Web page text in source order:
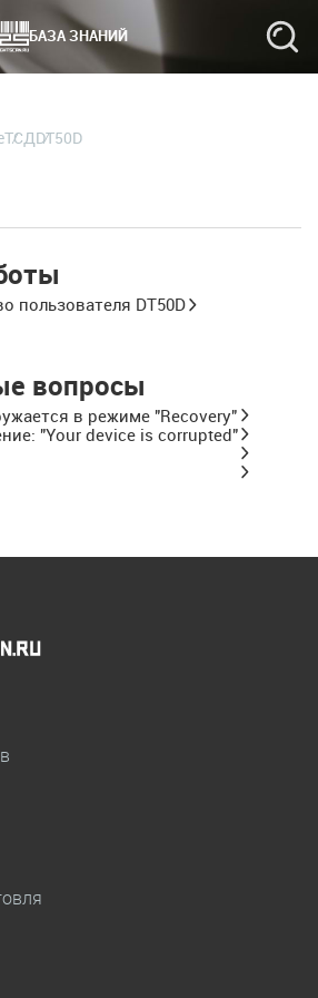
БАЗА ЗНАНИЙ
ТСДDT50D
пользователя DT50D
вопросы
в режиме "Recovery"
"Your device is corrupted"